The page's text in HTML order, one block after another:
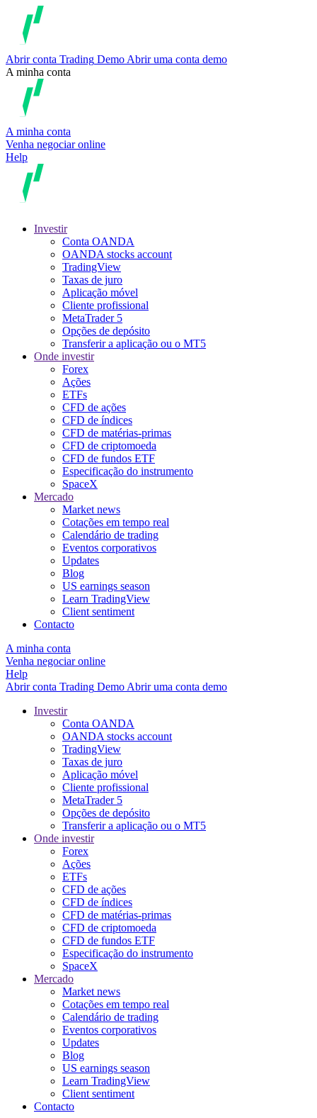
Abrir conta Trading Demo Abrir uma conta demo
A minha conta
A minha conta
Venha negociar online
Help
Investir
Conta OANDA
OANDA stocks account
TradingView
Taxas de juro
Aplicação móvel
Cliente profissional
MetaTrader 5
Opções de depósito
Transferir a aplicação ou o MT5
Onde investir
Forex
Ações
ETFs
CFD de ações
CFD de índices
CFD de matérias-primas
CFD de criptomoeda
CFD de fundos ETF
Especificação do instrumento
SpaceX
Mercado
Market news
Cotações em tempo real
Calendário de trading
Eventos corporativos
Updates
Blog
US earnings season
Learn TradingView
Client sentiment
Contacto
A minha conta
Venha negociar online
Help
Abrir conta Trading Demo Abrir uma conta demo
Investir
Conta OANDA
OANDA stocks account
TradingView
Taxas de juro
Aplicação móvel
Cliente profissional
MetaTrader 5
Opções de depósito
Transferir a aplicação ou o MT5
Onde investir
Forex
Ações
ETFs
CFD de ações
CFD de índices
CFD de matérias-primas
CFD de criptomoeda
CFD de fundos ETF
Especificação do instrumento
SpaceX
Mercado
Market news
Cotações em tempo real
Calendário de trading
Eventos corporativos
Updates
Blog
US earnings season
Learn TradingView
Client sentiment
Contacto